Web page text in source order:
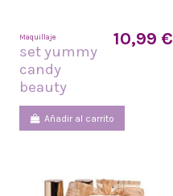
Maquillaje
set yummy
candy
beauty
10,99 €
Añadir al carrito